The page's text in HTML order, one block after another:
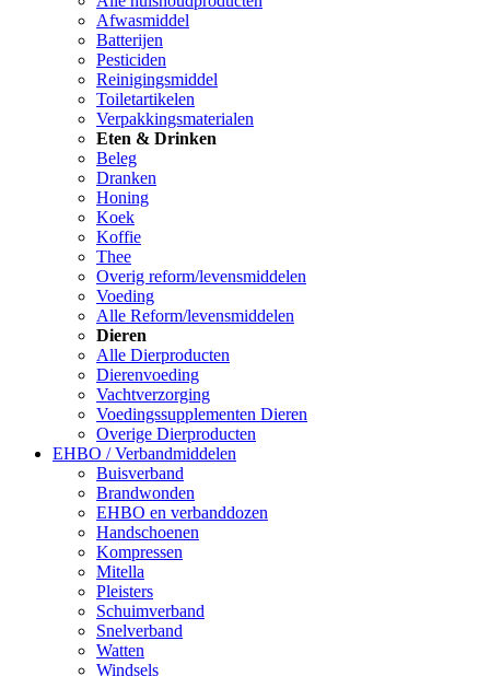
Afwasmiddel
Batterijen
Pesticiden
Reinigingsmiddel
Toiletartikelen
Verpakkingsmaterialen
Eten & Drinken
Beleg
Dranken
Honing
Koek
Koffie
Thee
Overig reform/levensmiddelen
Voeding
Alle Reform/levensmiddelen
Dieren
Alle Dierproducten
Dierenvoeding
Vachtverzorging
Voedingssupplementen Dieren
Overige Dierproducten
EHBO / Verbandmiddelen
Buisverband
Brandwonden
EHBO en verbanddozen
Handschoenen
Kompressen
Mitella
Pleisters
Schuimverband
Snelverband
Watten
Windsels